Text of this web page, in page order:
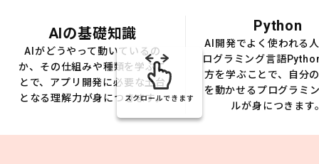
AIの基礎知識
AIがどうやって動いているの
か、その仕組みや種類を学ぶこ
とで、アプリ開発に必要な土台
となる理解力が身につきます。
Python
AI開発でよく使われる
ログラミング言語
方を学ぶことで、自分
を動かせるプログラミ
ルが身につきます
スクロールできます